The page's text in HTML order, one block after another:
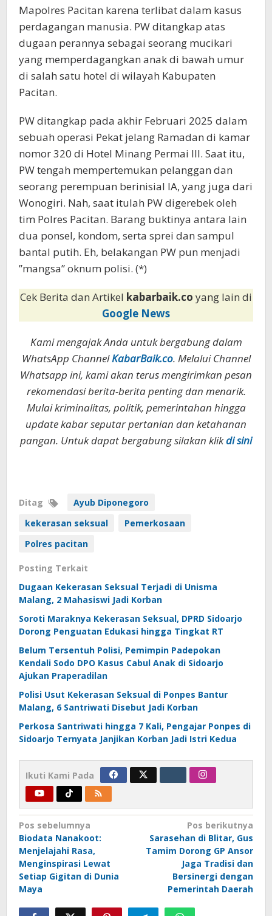
Mapolres Pacitan karena terlibat dalam kasus
perdagangan manusia. PW ditangkap atas
dugaan perannya sebagai seorang mucikari
yang memperdagangkan anak di bawah umur
di salah satu hotel di wilayah Kabupaten
Pacitan.
PW ditangkap pada akhir Februari 2025 dalam
sebuah operasi Pekat jelang Ramadan di kamar
nomor 320 di Hotel Minang Permai III. Saat itu,
PW tengah mempertemukan pelanggan dan
seorang perempuan berinisial IA, yang juga dari
Wonogiri. Nah, saat itulah PW digerebek oleh
tim Polres Pacitan. Barang buktinya antara lain
dua ponsel, kondom, serta sprei dan sampul
bantal putih. Eh, belakangan PW pun menjadi
’’mangsa’’ oknum polisi. (*)
Cek Berita dan Artikel kabarbaik.co yang lain di
Google News
Kami mengajak Anda untuk bergabung dalam
WhatsApp ChannelKabarBaik.co. Melalui Channel
Whatsapp ini, kami akan terus mengirimkan pesan
rekomendasi berita-berita penting dan menarik.
Mulai kriminalitas, politik, pemerintahan hingga
update kabar seputar pertanian dan ketahanan
pangan. Untuk dapat bergabung silakan klikdi sini
Ditag
Ayub Diponegoro
kekerasan seksual
Pemerkosaan
Polres pacitan
Posting Terkait
Dugaan Kekerasan Seksual Terjadi di Unisma
Malang, 2 Mahasiswi Jadi Korban
Soroti Maraknya Kekerasan Seksual, DPRD Sidoarjo
Dorong Penguatan Edukasi hingga Tingkat RT
Belum Tersentuh Polisi, Pemimpin Padepokan
Kendali Sodo DPO Kasus Cabul Anak di Sidoarjo
Ajukan Praperadilan
Polisi Usut Kekerasan Seksual di Ponpes Bantur
Malang, 6 Santriwati Disebut Jadi Korban
Perkosa Santriwati hingga 7 Kali, Pengajar Ponpes di
Sidoarjo Ternyata Janjikan Korban Jadi Istri Kedua
Ikuti Kami Pada
Navigasi
pos
Pos sebelumnya
Biodata Nanakoot:
Menjelajahi Rasa,
Menginspirasi Lewat
Setiap Gigitan di Dunia
Maya
Pos berikutnya
Sarasehan di Blitar, Gus
Tamim Dorong GP Ansor
Jaga Tradisi dan
Bersinergi dengan
Pemerintah Daerah